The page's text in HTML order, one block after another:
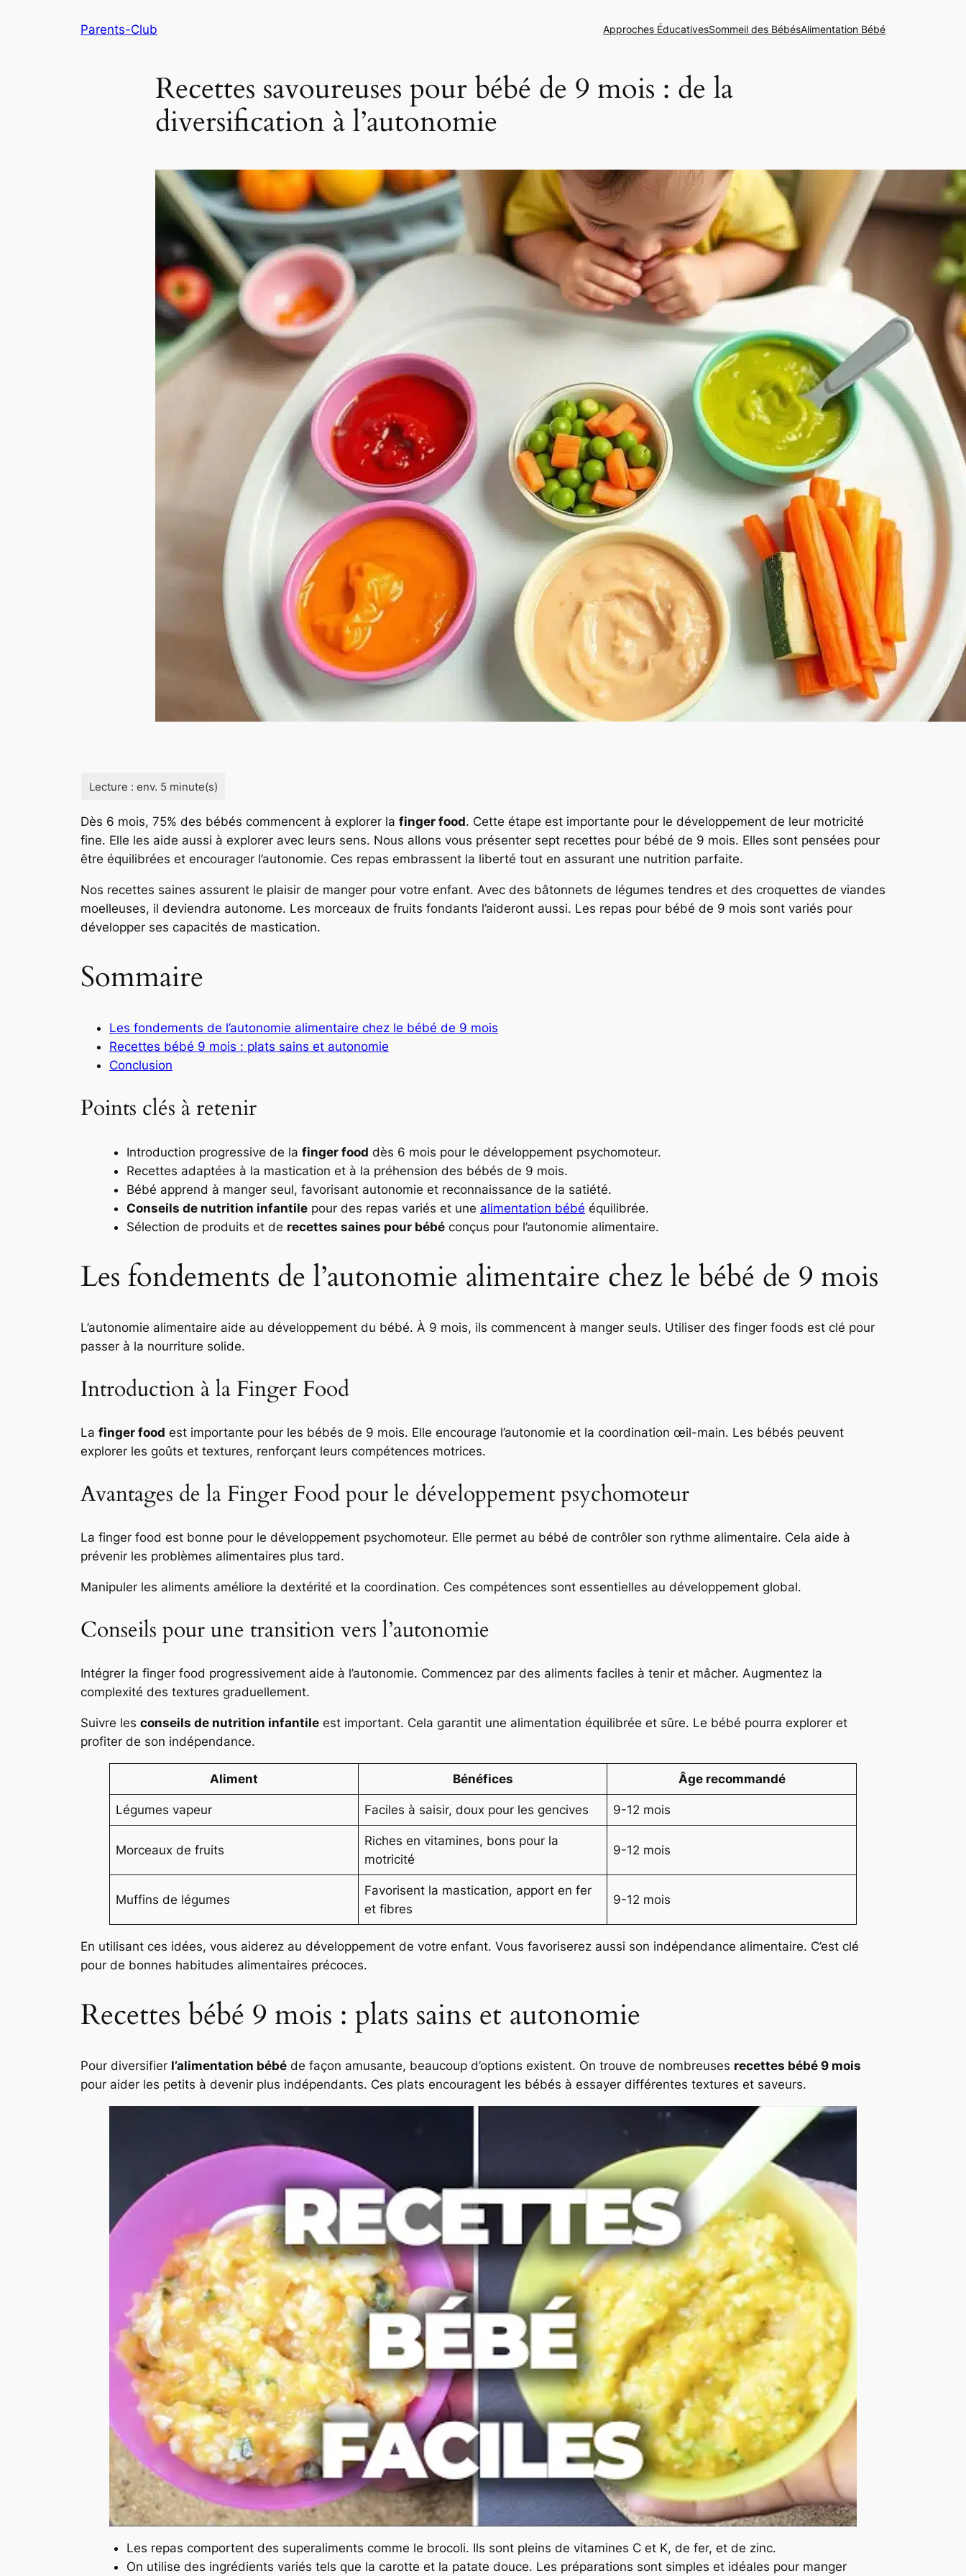
Parents-Club Approches ÉducativesSommeil des BébésAlimentation Bébé
Recettes savoureuses pour bébé de 9 mois : de la
diversification à l’autonomie
Dès 6 mois, 75% des bébés commencent à explorer la finger food. Cette étape est importante pour le développement de leur motricité
fine. Elle les aide aussi à explorer avec leurs sens. Nous allons vous présenter sept recettes pour bébé de 9 mois. Elles sont pensées pour
être équilibrées et encourager l’autonomie. Ces repas embrassent la liberté tout en assurant une nutrition parfaite.
Nos recettes saines assurent le plaisir de manger pour votre enfant. Avec des bâtonnets de légumes tendres et des croquettes de viandes
moelleuses, il deviendra autonome. Les morceaux de fruits fondants l’aideront aussi. Les repas pour bébé de 9 mois sont variés pour
développer ses capacités de mastication.
Sommaire
Les fondements de l’autonomie alimentaire chez le bébé de 9 mois
Recettes bébé 9 mois : plats sains et autonomie
Conclusion
Points clés à retenir
Introduction progressive de la finger food dès 6 mois pour le développement psychomoteur.
Recettes adaptées à la mastication et à la préhension des bébés de 9 mois.
Bébé apprend à manger seul, favorisant autonomie et reconnaissance de la satiété.
Conseils de nutrition infantile pour des repas variés et une alimentation bébé équilibrée.
Sélection de produits et de recettes saines pour bébé conçus pour l’autonomie alimentaire.
Les fondements de l’autonomie alimentaire chez le bébé de 9 mois
L’autonomie alimentaire aide au développement du bébé. À 9 mois, ils commencent à manger seuls. Utiliser des finger foods est clé pour
passer à la nourriture solide.
Introduction à la Finger Food
La finger food est importante pour les bébés de 9 mois. Elle encourage l’autonomie et la coordination œil-main. Les bébés peuvent
explorer les goûts et textures, renforçant leurs compétences motrices.
Avantages de la Finger Food pour le développement psychomoteur
La finger food est bonne pour le développement psychomoteur. Elle permet au bébé de contrôler son rythme alimentaire. Cela aide à
prévenir les problèmes alimentaires plus tard.
Manipuler les aliments améliore la dextérité et la coordination. Ces compétences sont essentielles au développement global.
Conseils pour une transition vers l’autonomie
Intégrer la finger food progressivement aide à l’autonomie. Commencez par des aliments faciles à tenir et mâcher. Augmentez la
complexité des textures graduellement.
Suivre les conseils de nutrition infantile est important. Cela garantit une alimentation équilibrée et sûre. Le bébé pourra explorer et
profiter de son indépendance.
Aliment Bénéfices Âge recommandé
Légumes vapeur Faciles à saisir, doux pour les gencives 9-12 mois
Morceaux de fruits
Riches en vitamines, bons pour la
motricité
9-12 mois
Muffins de légumes
Favorisent la mastication, apport en fer
et fibres
9-12 mois
En utilisant ces idées, vous aiderez au développement de votre enfant. Vous favoriserez aussi son indépendance alimentaire. C’est clé
pour de bonnes habitudes alimentaires précoces.
Recettes bébé 9 mois : plats sains et autonomie
Pour diversifier l’alimentation bébé de façon amusante, beaucoup d’options existent. On trouve de nombreuses recettes bébé 9 mois
pour aider les petits à devenir plus indépendants. Ces plats encouragent les bébés à essayer différentes textures et saveurs.
Les repas comportent des superaliments comme le brocoli. Ils sont pleins de vitamines C et K, de fer, et de zinc.
On utilise des ingrédients variés tels que la carotte et la patate douce. Les préparations sont simples et idéales pour manger